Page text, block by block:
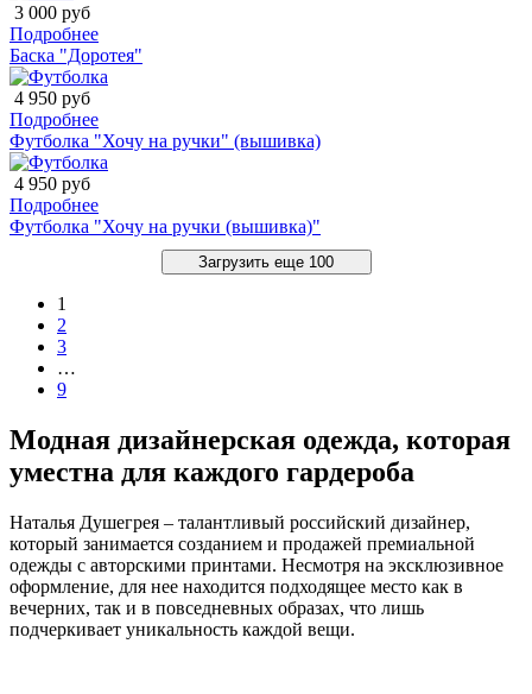
3 000 руб
Подробнее
Баска "Доротея"
4 950 руб
Подробнее
Футболка "Хочу на ручки" (вышивка)
4 950 руб
Подробнее
Футболка "Хочу на ручки (вышивка)"
Загрузить еще 100
1
2
3
…
9
Модная дизайнерская одежда, которая
уместна для каждого гардероба
Наталья Душегрея – талантливый российский дизайнер,
который занимается созданием и продажей премиальной
одежды с авторскими принтами. Несмотря на эксклюзивное
оформление, для нее находится подходящее место как в
вечерних, так и в повседневных образах, что лишь
подчеркивает уникальность каждой вещи.